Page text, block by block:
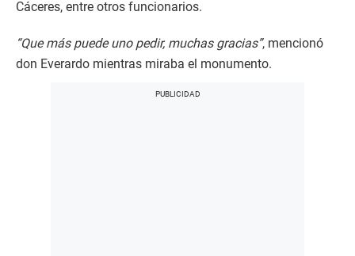
Cáceres, entre otros funcionarios.
“Que más puede uno pedir, muchas gracias”, mencionó
don Everardo mientras miraba el monumento.